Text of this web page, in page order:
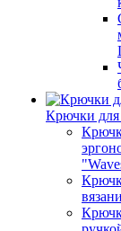
Крючки для